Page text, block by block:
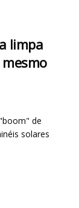
limpa
de
solares